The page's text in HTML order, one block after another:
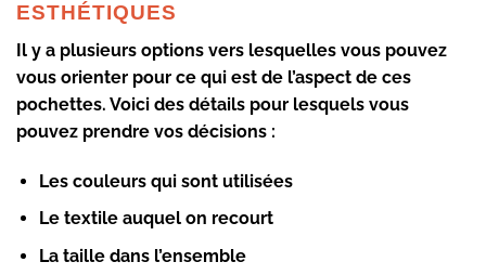
ESTHÉTIQUES
Il y a plusieurs options vers lesquelles vous pouvez
vous orienter pour ce qui est de l’aspect de ces
pochettes. Voici des détails pour lesquels vous
pouvez prendre vos décisions :
Les couleurs qui sont utilisées
Le textile auquel on recourt
La taille dans l’ensemble